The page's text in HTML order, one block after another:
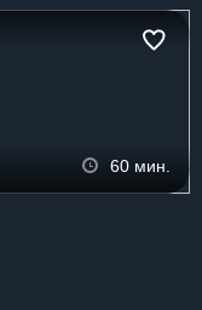
60 мин.